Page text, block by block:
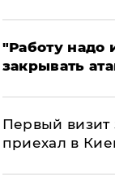
"Работу надо
закрывать
Первый
приехал в